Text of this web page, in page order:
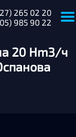
265 02 20
985 90 22
20 Hm3/ч